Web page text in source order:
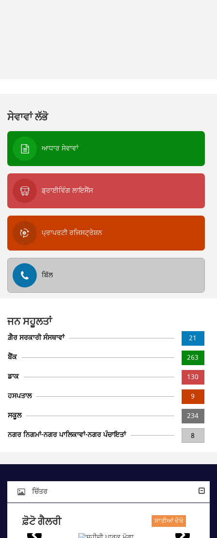
ਸੇਵਾਵਾਂ ਲੱਭੋ
ਆਧਾਰ ਸੇਵਾਵਾਂ
ਡ੍ਰਾਈਵਿੰਗ ਲਾਇਸੈਂਸ
ਪ੍ਰਾਪਰਟੀ ਰਜਿਸਟ੍ਰੇਸ਼ਨ
ਬਿੱਲ
ਜਨ ਸਹੂਲਤਾਂ
21
ਗ਼ੈਰ ਸਰਕਾਰੀ ਸੰਸਥਾਵਾਂ
263
ਬੈਂਕ
130
ਡਾਕ
9
ਹਸਪਤਾਲ
234
ਸਕੂਲ
8
ਨਗਰ ਨਿਗਮਾਂ-ਨਗਰ ਪਾਲਿਕਾਵਾਂ-ਨਗਰ ਪੰਚਾਇਤਾਂ
ਚਿੱਤਰ
ਫ਼ੋਟੋ ਗੈਲਰੀ ਸਾਰੀਆਂ ਦੇਖੋ